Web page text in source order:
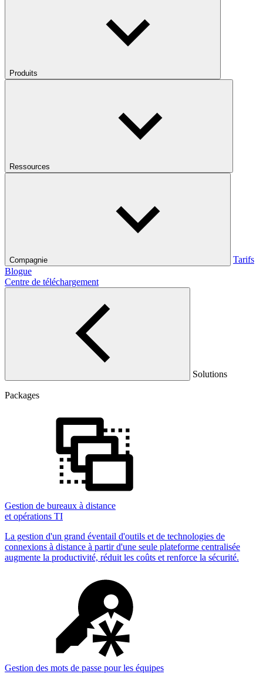
Produits
Ressources
Compagnie
Tarifs
Blogue
Centre de téléchargement
Solutions
Packages
Gestion de bureaux à distance
et opérations TI
La gestion d'un grand éventail d'outils et de technologies de
connexions à distance à partir d'une seule plateforme centralisée
augmente la productivité, réduit les coûts et renforce la sécurité.
Gestion des mots de passe pour les équipes